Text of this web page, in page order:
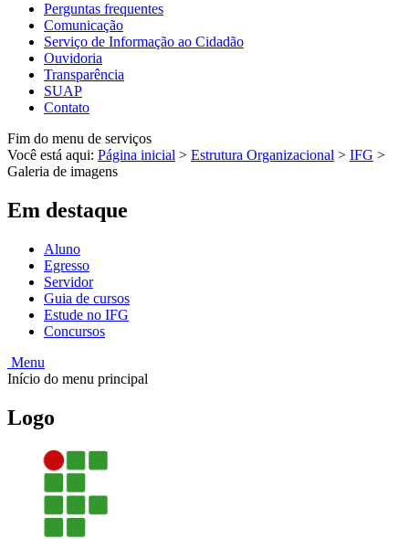
Perguntas frequentes
Comunicação
Serviço de Informação ao Cidadão
Ouvidoria
Transparência
SUAP
Contato
Fim do menu de serviços
Você está aqui: Página inicial > Estrutura Organizacional > IFG >
Galeria de imagens
Em destaque
Aluno
Egresso
Servidor
Guia de cursos
Estude no IFG
Concursos
Menu
Início do menu principal
Logo